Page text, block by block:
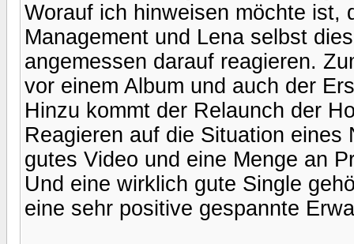
Worauf ich hinweisen möchte ist,
Management und Lena selbst
angemessen darauf reagieren.
vor einem Album und auch der
Hinzu kommt der Relaunch der
Reagieren auf die Situation
gutes Video und eine Menge an
Und eine wirklich gute Single
eine sehr positive gespannte